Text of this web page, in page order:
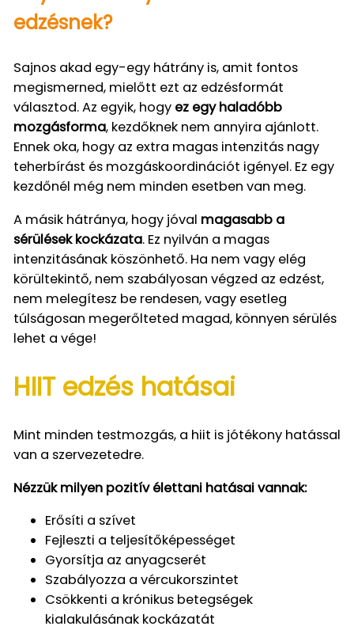
edzésnek?
Sajnos akad egy-egy hátrány is, amit fontos
megismerned, mielőtt ezt az edzésformát
választod. Az egyik, hogy ez egy haladóbb
mozgásforma, kezdőknek nem annyira ajánlott.
Ennek oka, hogy az extra magas intenzitás nagy
teherbírást és mozgáskoordinációt igényel. Ez egy
kezdőnél még nem minden esetben van meg.
A másik hátránya, hogy jóval magasabb a
sérülések kockázata. Ez nyilván a magas
intenzitásának köszönhető. Ha nem vagy elég
körültekintő, nem szabályosan végzed az edzést,
nem melegítesz be rendesen, vagy esetleg
túlságosan megerőlteted magad, könnyen sérülés
lehet a vége!
HIIT edzés hatásai
Mint minden testmozgás, a hiit is jótékony hatással
van a szervezetedre.
Nézzük milyen pozitív élettani hatásai vannak:
Erősíti a szívet
Fejleszti a teljesítőképességet
Gyorsítja az anyagcserét
Szabályozza a vércukorszintet
Csökkenti a krónikus betegségek
kialakulásának kockázatát